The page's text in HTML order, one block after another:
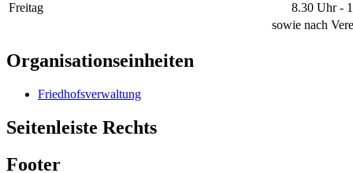
Freitag
8.30 Uhr -
sowie nach
Organisationseinheiten
Friedhofsverwaltung
Seitenleiste Rechts
Footer